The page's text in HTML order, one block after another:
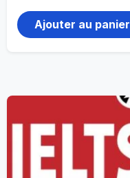
Ajouter au panier